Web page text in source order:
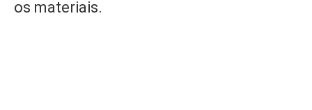
os materiais.